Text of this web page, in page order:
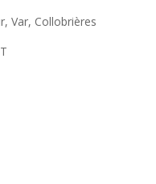
Var, Collobrières